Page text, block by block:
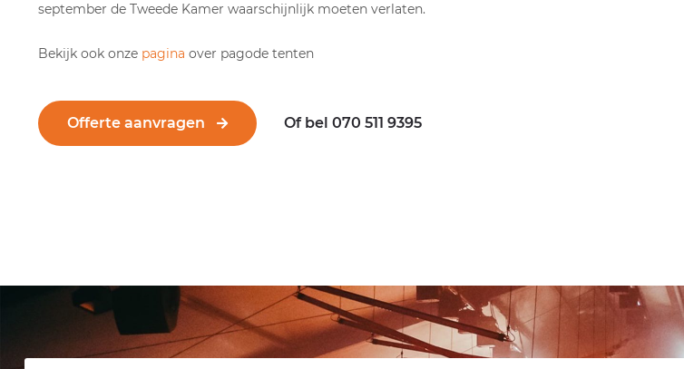
september de Tweede Kamer waarschijnlijk moeten verlaten.
Bekijk ook onze pagina over pagode tenten
Offerte aanvragen Of bel 070 511 9395